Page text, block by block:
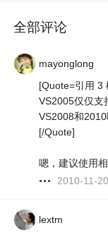
全部评论
mayonglong
[Quote=引用 3
VS2005仅仅支
VS2008和2010
[/Quote]
嗯，建议使用
2010-11-20
lextm